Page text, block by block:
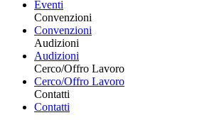
Eventi
Convenzioni
Convenzioni
Audizioni
Audizioni
Cerco/Offro Lavoro
Cerco/Offro Lavoro
Contatti
Contatti